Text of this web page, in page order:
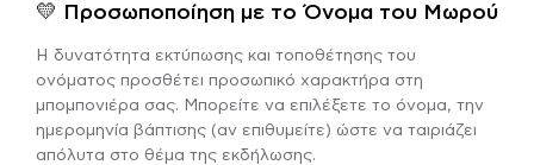
💛 Προσωποποίηση με το Όνομα του Μωρού
Η δυνατότητα εκτύπωσης και τοποθέτησης του
ονόματος προσθέτει προσωπικό χαρακτήρα στη
μπομπονιέρα σας. Μπορείτε να επιλέξετε το όνομα, την
ημερομηνία βάπτισης (αν επιθυμείτε) ώστε να ταιριάζει
απόλυτα στο θέμα της εκδήλωσης.